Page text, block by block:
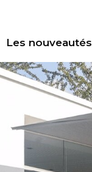
Les nouveautés